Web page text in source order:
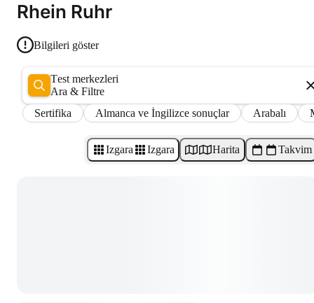
Rhein Ruhr
Bilgileri göster
Test merkezleri
Ara & Filtre
Sertifika
Almanca ve İngilizce sonuçlar Arabalı
Izgara Izgara Harita Takvim